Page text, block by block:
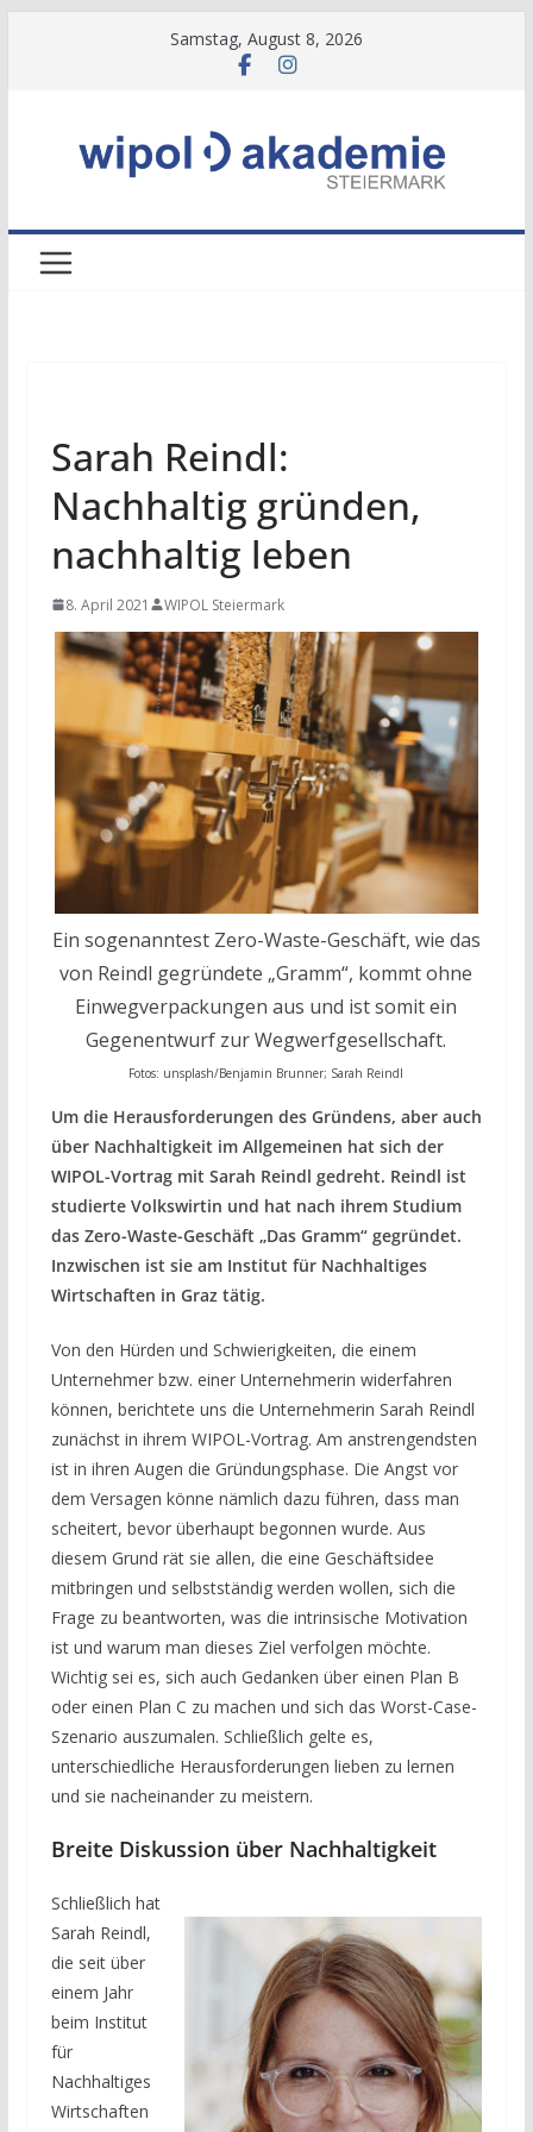
Samstag, August 8, 2026
Sarah Reindl:
Nachhaltig gründen,
nachhaltig leben
8. April 2021 WIPOL Steiermark
Ein sogenanntest Zero-Waste-Geschäft, wie das
von Reindl gegründete „Gramm“, kommt ohne
Einwegverpackungen aus und ist somit ein
Gegenentwurf zur Wegwerfgesellschaft.
Fotos: unsplash/Benjamin Brunner; Sarah Reindl
Um die Herausforderungen des Gründens, aber auch
über Nachhaltigkeit im Allgemeinen hat sich der
WIPOL-Vortrag mit Sarah Reindl gedreht. Reindl ist
studierte Volkswirtin und hat nach ihrem Studium
das Zero-Waste-Geschäft „Das Gramm“ gegründet.
Inzwischen ist sie am Institut für Nachhaltiges
Wirtschaften in Graz tätig.
Von den Hürden und Schwierigkeiten, die einem
Unternehmer bzw. einer Unternehmerin widerfahren
können, berichtete uns die Unternehmerin Sarah Reindl
zunächst in ihrem WIPOL-Vortrag. Am anstrengendsten
ist in ihren Augen die Gründungsphase. Die Angst vor
dem Versagen könne nämlich dazu führen, dass man
scheitert, bevor überhaupt begonnen wurde. Aus
diesem Grund rät sie allen, die eine Geschäftsidee
mitbringen und selbstständig werden wollen, sich die
Frage zu beantworten, was die intrinsische Motivation
ist und warum man dieses Ziel verfolgen möchte.
Wichtig sei es, sich auch Gedanken über einen Plan B
oder einen Plan C zu machen und sich das Worst-Case-
Szenario auszumalen. Schließlich gelte es,
unterschiedliche Herausforderungen lieben zu lernen
und sie nacheinander zu meistern.
Breite Diskussion über Nachhaltigkeit
Schließlich hat
Sarah Reindl,
die seit über
einem Jahr
beim Institut
für
Nachhaltiges
Wirtschaften